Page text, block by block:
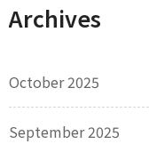
Archives
October 2025
September 2025